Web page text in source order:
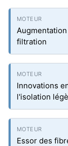
filtration
Innovations
l'isolation
Essor des